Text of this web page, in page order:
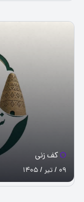
کف زنی
09 / تیر / 1405